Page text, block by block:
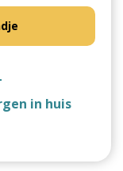
in huis